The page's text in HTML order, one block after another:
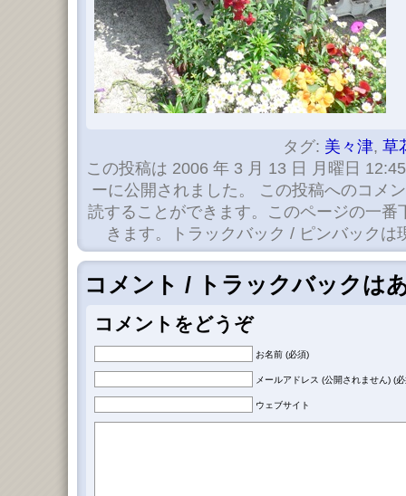
タグ: 美々津, 草
この投稿は 2006 年 3 月 13 日 月曜日
ーに公開されました。 この投稿へのコメ
読することができます。このページの一番
きます。トラックバック / ピンバックは
コメント / トラックバックは
コメントをどうぞ
お名前 (必須)
メールアドレス (公開されません) (
ウェブサイト